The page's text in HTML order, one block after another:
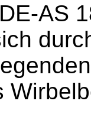
AS